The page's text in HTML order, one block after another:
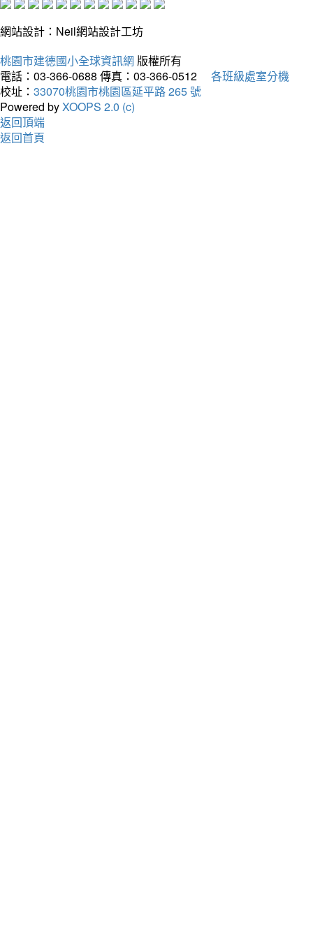
網站設計：Neil網站設計工坊
桃園市建德國小全球資訊網 版權所有
電話：03-366-0688 傳真：03-366-0512
各班級處室分機
校址： 33070桃園市桃園區延平路 265 號
Powered byXOOPS 2.0 (c)
返回頂端
返回首頁